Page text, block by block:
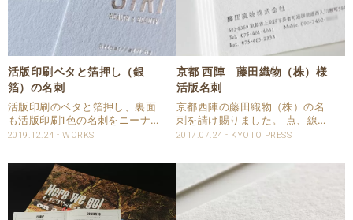
活版印刷ベタと箔押し（銀
箔）の名刺
活版印刷のベタと箔押し、裏面
も活版印刷1色の名刺をニーナ
コットン（旧クレーンレトラ）
名刺の仕様 １） 名刺 サイズ：
55x91mm 用紙：ニーナコット
ン スノーホワイト 660×1..
2019.12.24 WORKS
京都 西陣 藤田織物（株）様
活版名刺
京都西陣の藤田織物（株）の名
刺を請け賜りました。 点、線、
面で構成される立体形状で世界
とつひとつ作られています。 弊
社の店頭までお越し頂き、版下
の校正や紙を一緒に選らばせて
頂きました。 名刺の..
2017.07.24 KYOTO PRESS